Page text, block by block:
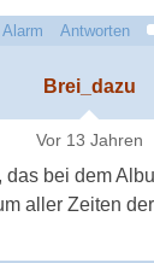
Alarm Antworten
Brei_dazu
Vor 13 Jahren
das bei dem
aller Zeiten